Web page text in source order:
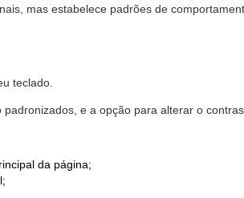
mas estabelece padrões de
teclado.
e a opção para alterar o
da página;